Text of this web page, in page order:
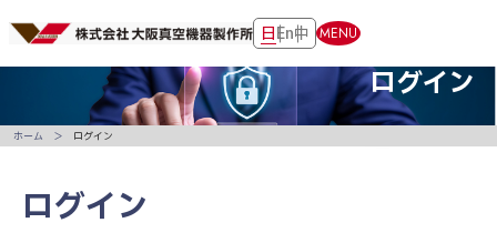
日En中 MENU
ログイン
ログイン
ホーム ログイン